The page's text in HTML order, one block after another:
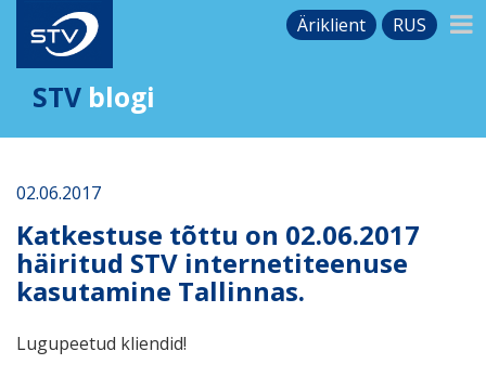
Äriklient RUS
STV blogi
02.06.2017
Katkestuse tõttu on 02.06.2017
häiritud STV internetiteenuse
kasutamine Tallinnas.
Lugupeetud kliendid!